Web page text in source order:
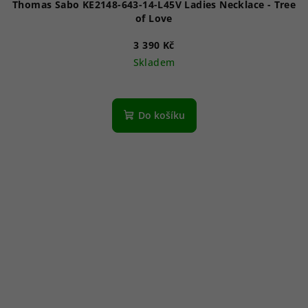
Thomas Sabo KE2148-643-14-L45V Ladies Necklace - Tree
of Love
3 390 Kč
Skladem
Do košíku